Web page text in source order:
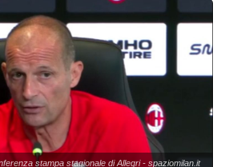
stampa stagionale di Allegri - spaziomilan.it